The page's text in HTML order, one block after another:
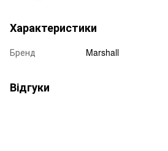
Характеристики
Бренд Marshall
Відгуки